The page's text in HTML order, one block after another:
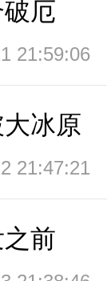
厄
21:59:06
冰原
21:47:21
前